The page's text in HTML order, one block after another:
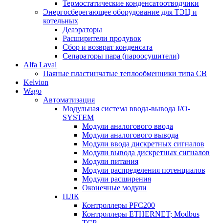
Термостатические конденсатоотводчики
Энергосберегающее оборудование для ТЭЦ и
котельных
Деаэраторы
Расширители продувок
Сбор и возврат конденсата
Сепараторы пара (пароосушители)
Alfa Laval
Паяные пластинчатые теплообменники типа CB
Kelvion
Wago
Автоматизация
Модульная система ввода-вывода I/O-
SYSTEM
Модули аналогового ввода
Модули аналогового вывода
Модули ввода дискретных сигналов
Модули вывода дискретных сигналов
Модули питания
Модули распределения потенциалов
Модули расширения
Оконечные модули
ПЛК
Контроллеры PFC200
Контроллеры ETHERNET; Modbus